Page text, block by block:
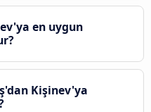
en uygun
Kişinev'ya